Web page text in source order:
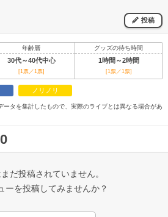
投稿
年齢層 グッズの待ち時間
30代～40代中心 1時間～2時間
[1票／1票] [1票／1票]
ノリノリ
タを集計したもので、実際のライブとは異なる場合があ
だ投稿されていません。
ーを投稿してみませんか？